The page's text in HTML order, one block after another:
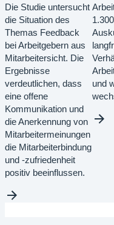
Die Studie untersucht
die Situation des
Themas Feedback
bei Arbeitgebern aus
Mitarbeitersicht. Die
Ergebnisse
verdeutlichen, dass
eine offene
Kommunikation und
die Anerkennung von
Mitarbeitermeinungen
die Mitarbeiterbindung
und -zufriedenheit
positiv beeinflussen.
und